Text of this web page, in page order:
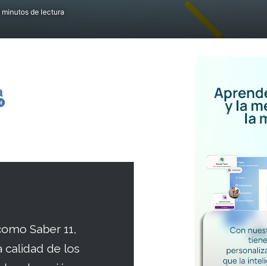
minutos de lectura
Saber 11,
calidad de los